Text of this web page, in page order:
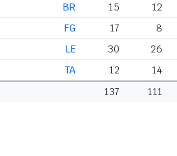
BR
15 12
FG
17 8
LE
30 26
TA
12 14
137 111